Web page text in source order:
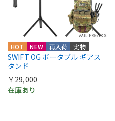
HOT NEW 再入荷 実物
SWIFT OG ポータブル ギアス
タンド
￥29,000
在庫あり